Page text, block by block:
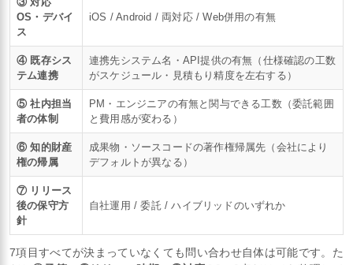
OS・デバイ
ス
iOS / Android / 両対応 / Web併用の有無
④ 既存シス
テム連携
連携先システム名・API提供の有無（仕様確認の工数
がスケジュール・見積もり精度を左右する）
⑤ 社内担当
者の体制
PM・エンジニアの有無と関与できる工数（委託範囲
と費用感が変わる）
⑥ 知的財産
権の帰属
成果物・ソースコードの著作権帰属先（会社により
デフォルトが異なる）
⑦ リリース
後の保守方
針
自社運用 / 委託 / ハイブリッドのいずれか
7項目すべてが決まっていなくても問い合わせ自体は可能です。た